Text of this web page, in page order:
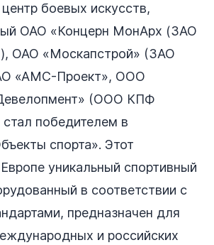
боевых искусств,
ОАО «Концерн МонАрх (ЗАО
ОАО «Москапстрой» (ЗАО
«АМС-Проект», ООО
(ООО КПФ
победителем в
спорта». Этот
уникальный спортивный
в соответствии с
предназначен для
и российских